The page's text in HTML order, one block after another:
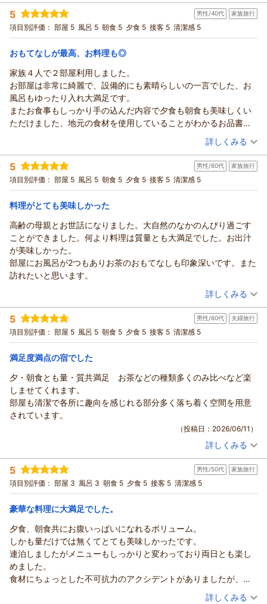
投稿者： タカ。さん(女性/50代)
宿泊プラン： 夕べをもっと特別に、特選会席2食付きプラン[至味コース]
セミダブル 朝・夕
宿泊価格帯： 30,001円以上(大人一人あたり/税込)
5 男性/40代 家族旅行
項目別評価： 部屋 5 風呂 5 朝食 5 夕食 5 接客 5 清潔感 5
おもてなしが最高、お料理も◎
家族４人で２部屋利用しました。
お部屋は非常に綺麗で、設備的にも素晴らしいの一言でした、お
風呂もゆったり入れ大満足です。
またお食事もしっかり手の込んだ内容で夕食も朝食も美味しくい
ただけました、地元の食材を使用していることがわかるお品書も
接客も非常に丁寧で、特にチェックイン時のウェルカム抹茶は、
手作りのお菓子と一緒に出てきて感動です。
また泊まりたいと思えるお宿で、友人にもおススメしたいと思い
ました。
（投稿日：2026/07/08）
宿泊時期： 2026年07月宿泊 (家族旅行)
投稿者： よんさん
宿泊プラン： 心と身体にやさしい和みの会席2食付きプラン[和心コース]
セミダブル 朝・夕
宿泊価格帯： 29,001～30,000円(大人一人あたり/税込)
三献の宿～木之本～からの返信
よん さま
この度は「三献の宿 木之本」にご宿泊いただき、誠にありが
とうございます。
お部屋の設備やお風呂でお寛ぎいただけたご様子、大変嬉しく
また、「友人にもおススメしたい」という最高のお褒めの言葉
を原動力に、これからも皆さまに喜んでいただける宿づくりに
励んでまいります。
ご友人さまとお越しいただけることスタッフ一同、心よりお待
ち申し上げております。
（返信日：2026/07/20）
詳しくみる
5 男性/60代 家族旅行
項目別評価： 部屋 5 風呂 5 朝食 5 夕食 5 接客 5 清潔感 5
料理がとても美味しかった
高齢の母親とお世話になりました。大自然のなかのんびり過ごす
ことができました。何より料理は質量とも大満足でした。お出汁
が美味しかった。
部屋にお風呂が2つもありお茶のおもてなしも印象深いです。また
訪れたいと思います。
（投稿日：2026/07/04）
宿泊時期： 2026年07月宿泊 (家族旅行)
投稿者： すみさん
宿泊プラン： 心と身体にやさしい和みの会席2食付きプラン[和心コース]
セミダブル 朝・夕
宿泊価格帯： 30,001円以上(大人一人あたり/税込)
三献の宿～木之本～からの返信
すみさん さま
この度は「三献の宿 木之本」にご宿泊いただき、誠にありが
とうございます。
お母様と大自然の中でのんびりお過ごしいただけたとのこと、
そして当館ならではのお茶のおもてなしと、こだわりを存分に
堪能していただき光栄でございます。
また、季節を変えて、お母様とご一緒にぜひ当館へお帰りくだ
さいませ。
スタッフ一同、心よりお待ち申し上げております。
（返信日：2026/07/20）
詳しくみる
5 男性/60代 夫婦旅行
項目別評価： 部屋 5 風呂 5 朝食 5 夕食 5 接客 5 清潔感 5
満足度満点の宿でした
夕・朝食とも量・質共満足 お茶などの種類多くのみ比べなど楽
しませてくれます。
部屋も清潔で各所に趣向を感じれる部分多く落ち着く空間を用意
されています。
（投稿日：2026/06/11）
投稿者： のぶちゃんさん(男性/60代)
宿泊プラン： 季節を堪能するスタンダード会席2食付きプラン[旬菜コース]
ダブル 朝・夕
宿泊価格帯： 23,001～24,000円(大人一人あたり/税込)
のぶちゃん さま
この度は「三献の宿 木之本」にご宿泊いただき、誠にありが
とうございます。
当館の落ち着く空間や、お食事をお楽しみいただけたご様子で
大変嬉しく思います。ご朝食ではお茶バーをご用意しており、
地元茶畑で採れた「こだかみ茶」や日本最古の「朝宮茶」をは
詳しくみる
5 男性/50代 家族旅行
項目別評価： 部屋 3 風呂 3 朝食 5 夕食 5 接客 5 清潔感 5
豪華な料理に大満足でした。
夕食、朝食共にお腹いっぱいになれるボリューム。
しかも量だけでは無くてとても美味しかったです。
連泊しましたがメニューもしっかりと変わっており両日とも楽し
めました。
食材にちょっとした不可抗力のアクシデントがありましたが、わ
ざわざ料理長自ら謝罪に来て下さり、誠意ある対応にとても好感
（投稿日：2025/10/31）
詳しくみる